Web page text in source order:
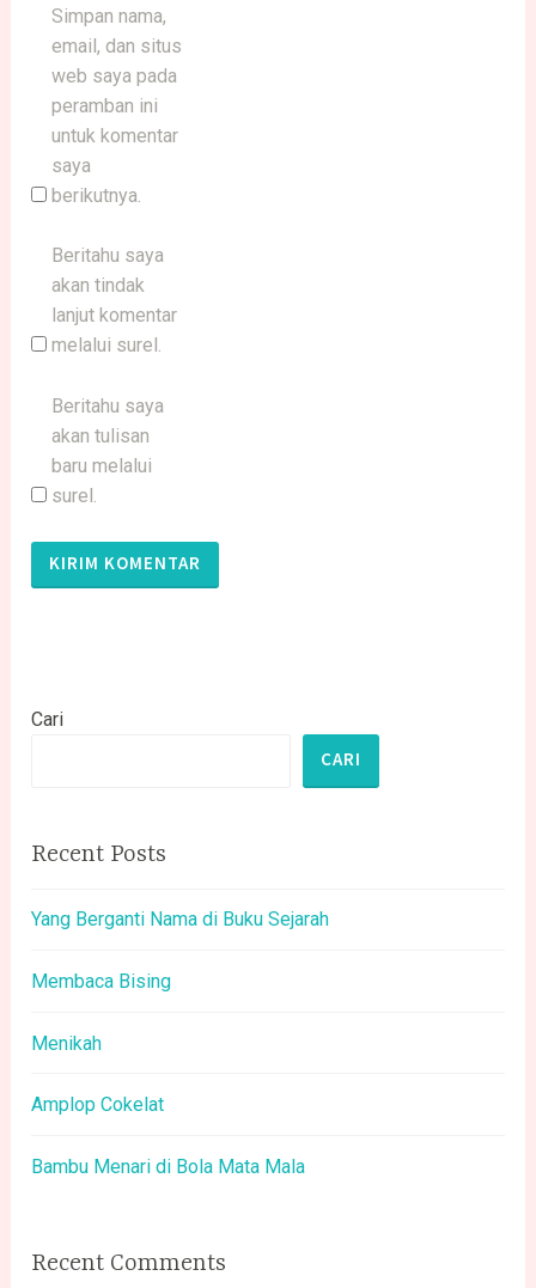
Simpan nama,
email, dan situs
web saya pada
peramban ini
untuk komentar
saya
berikutnya.
Beritahu saya
akan tindak
lanjut komentar
melalui surel.
Beritahu saya
akan tulisan
baru melalui
surel.
Cari
CARI
Recent Posts
Yang Berganti Nama di Buku Sejarah
Membaca Bising
Menikah
Amplop Cokelat
Bambu Menari di Bola Mata Mala
Recent Comments